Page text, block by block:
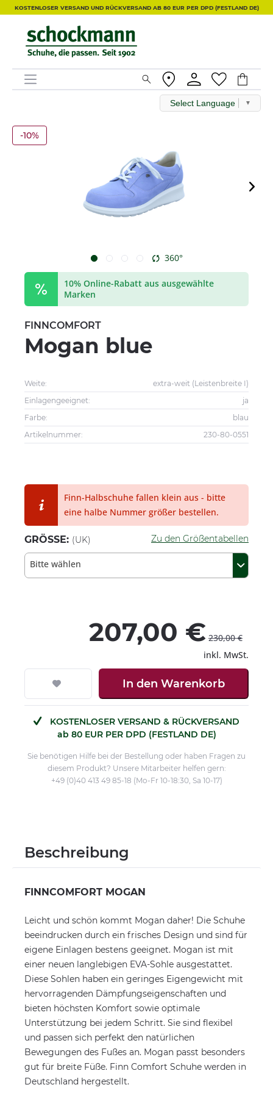
KOSTENLOSER VERSAND UND RÜCKVERSAND AB 80 EUR PER DPD (FESTLAND DE)
Select Language ▼
-10%
360°
10% Online-Rabatt aus ausgewählte
Marken
FINNCOMFORT
Mogan blue
Weite:
extra-weit (Leistenbreite I)
Einlagengeeignet:
ja
Farbe:
blau
Artikelnummer:
230-80-0551
Finn-Halbschuhe fallen klein aus - bitte
eine halbe Nummer größer bestellen.
GRÖSSE: (UK) Zu den Größentabellen
Bitte wählen
207,00 € 230,00 €
inkl. MwSt.
In den Warenkorb
KOSTENLOSER VERSAND & RÜCKVERSAND
ab 80 EUR PER DPD (FESTLAND DE)
Sie benötigen Hilfe bei der Bestellung oder haben Fragen zu
diesem Produkt? Unsere Mitarbeiter helfen gern:
+49 (0)40 413 49 85-18 (Mo-Fr 10-18:30, Sa 10-17)
Beschreibung
FINNCOMFORT MOGAN
Leicht und schön kommt Mogan daher! Die Schuhe
beeindrucken durch ein frisches Design und sind für
eigene Einlagen bestens geeignet. Mogan ist mit
einer neuen langlebigen EVA-Sohle ausgestattet.
Diese Sohlen haben ein geringes Eigengewicht mit
hervorragenden Dämpfungseigenschaften und
bieten höchsten Komfort sowie optimale
Unterstützung bei jedem Schritt. Sie sind flexibel
und passen sich perfekt den natürlichen
Bewegungen des Fußes an. Mogan passt besonders
gut für breite Füße. Finn Comfort Schuhe werden in
Deutschland hergestellt.